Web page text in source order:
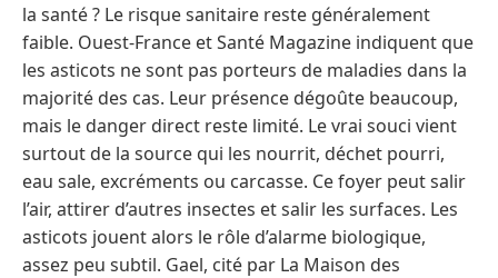
la santé ? Le risque sanitaire reste généralement
faible. Ouest-France et Santé Magazine indiquent que
les asticots ne sont pas porteurs de maladies dans la
majorité des cas. Leur présence dégoûte beaucoup,
mais le danger direct reste limité. Le vrai souci vient
surtout de la source qui les nourrit, déchet pourri,
eau sale, excréments ou carcasse. Ce foyer peut salir
l’air, attirer d’autres insectes et salir les surfaces. Les
asticots jouent alors le rôle d’alarme biologique,
assez peu subtil. Gael, cité par La Maison des